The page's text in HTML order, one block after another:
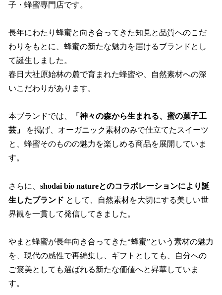
子・蜂蜜専門店です。
長年にわたり蜂蜜と向き合ってきた知見と品質へのこだ
わりをもとに、蜂蜜の新たな魅力を届けるブランドとし
て誕生しました。
春日大社原始林の麓で育まれた蜂蜜や、自然素材への深
いこだわりがあります。
本ブランドでは、
「神々の森から生まれる、蜜の菓子工
芸」
を掲げ、オーガニック素材のみで仕立てたスイーツ
と、蜂蜜そのものの魅力を楽しめる商品を展開していま
す。
さらに、 shodai bio natureとのコラボレーションにより誕
生したブランド として、自然素材を大切にする美しい世
界観を一貫して発信してきました。
やまと蜂蜜が長年向き合ってきた“蜂蜜”という素材の魅力
を、現代の感性で再編集し、ギフトとしても、自分への
ご褒美としても選ばれる新たな価値へと昇華していま
す。